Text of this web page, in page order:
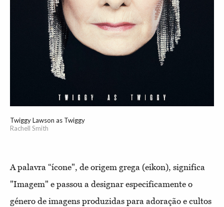
Twiggy Lawson as Twiggy
Rachell Smith
A palavra “ícone", de origem grega (eikon), significa
"Imagem" e passou a designar especificamente o
género de imagens produzidas para adoração e cultos